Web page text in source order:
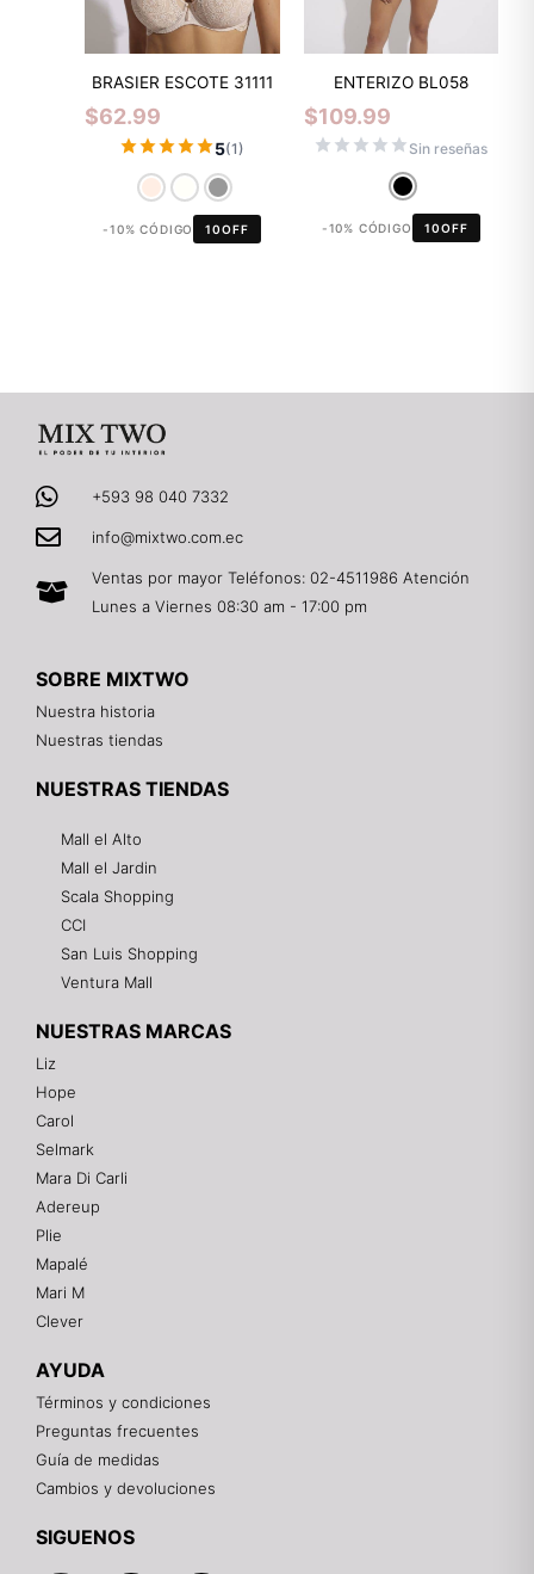
BRASIER ESCOTE 31111
$62.99
5(1)
-10% CÓDIGO 10OFF
ENTERIZO BL058
$109.99
Sin reseñas
-10% CÓDIGO 10OFF
+593 98 040 7332
info@mixtwo.com.ec
Ventas por mayor Teléfonos: 02-4511986 Atención
Lunes a Viernes 08:30 am - 17:00 pm
SOBRE MIXTWO
Nuestra historia
Nuestras tiendas
NUESTRAS TIENDAS
Mall el Alto
Mall el Jardin
Scala Shopping
CCI
San Luis Shopping
Ventura Mall
NUESTRAS MARCAS
Liz
Hope
Carol
Selmark
Mara Di Carli
Adereup
Plie
Mapalé
Mari M
Clever
AYUDA
Términos y condiciones
Preguntas frecuentes
Guía de medidas
Cambios y devoluciones
SIGUENOS
¡Hola! 👋
Gracias por visitarnos. Te asesoramos
personalmente con tu compra: tallas, envíos y
pagos.
Recuerda: 10% de descuento en tu primera compra
Contáctanos por el canal que prefieras 💕
WhatsApp
Instagram